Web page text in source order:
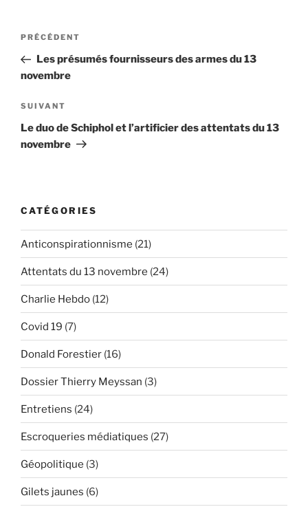
Navigation
l’article
Article
précédent
PRÉCÉDENT
Les présumés fournisseurs des armes du 13
novembre
Article
suivant
SUIVANT
Le duo de Schiphol et l’artificier des attentats du 13
novembre
CATÉGORIES
Anticonspirationnisme (21)
Attentats du 13 novembre (24)
Charlie Hebdo (12)
Covid 19 (7)
Donald Forestier (16)
Dossier Thierry Meyssan (3)
Entretiens (24)
Escroqueries médiatiques (27)
Géopolitique (3)
Gilets jaunes (6)